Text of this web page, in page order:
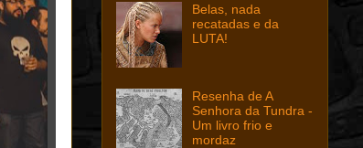
Belas, nada
recatadas e da
LUTA!
Resenha de A
Senhora da Tundra -
Um livro frio e
mordaz